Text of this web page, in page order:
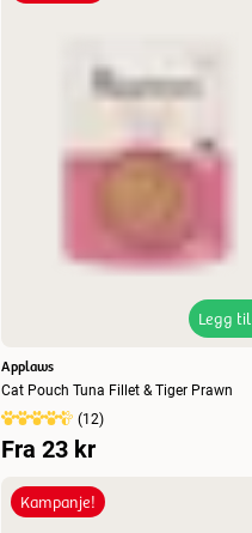
Legg til
Applaws
Cat Pouch Tuna Fillet & Tiger Prawn
(12)
Fra 23 kr
Kampanje!